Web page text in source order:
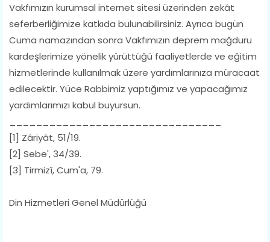
Vakfımızın kurumsal internet sitesi üzerinden zekât
seferberliğimize katkıda bulunabilirsiniz. Ayrıca bugün
Cuma namazından sonra Vakfımızın deprem mağduru
kardeşlerimize yönelik yürüttüğü faaliyetlerde ve eğitim
hizmetlerinde kullanılmak üzere yardımlarınıza müracaat
edilecektir. Yüce Rabbimiz yaptığımız ve yapacağımız
yardımlarımızı kabul buyursun.
[1] Zâriyât, 51/19.
[2] Sebe', 34/39.
[3] Tirmizî, Cum'a, 79.
Din Hizmetleri Genel Müdürlüğü